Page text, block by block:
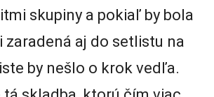
skupiny a pokiaľ by bola
zaradená aj do setlistu na
by nešlo o krok vedľa.